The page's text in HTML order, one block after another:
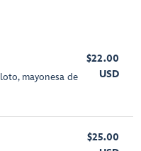
mayonesa de
$22.00
USD
$25.00